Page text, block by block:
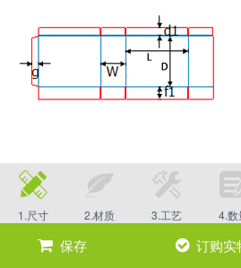
1.尺寸 2.材质 3.工艺 4.数
保存 订购实